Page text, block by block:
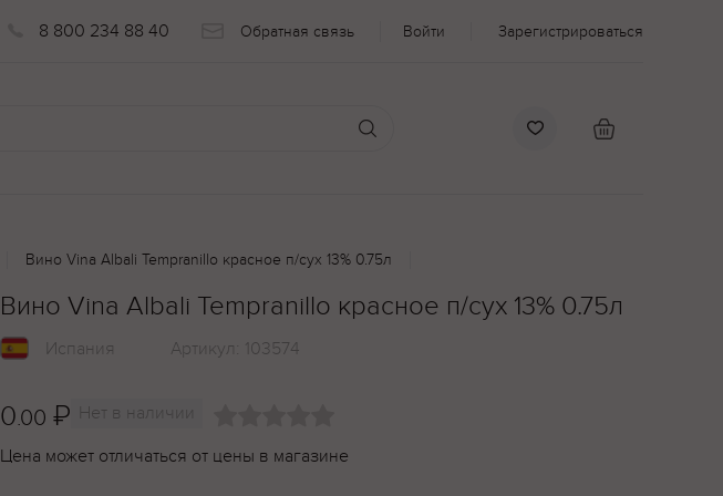
8 800 234 88 40 Обратная связь Войти Зарегистрироваться
Вино Vina Albali Tempranillo красное п/сух 13% 0.75л
Вино Vina Albali Tempranillo красное п/сух 13% 0.75л
Испания Артикул: 103574
0.00 ₽ Нет в наличии
Цена может отличаться от цены в магазине